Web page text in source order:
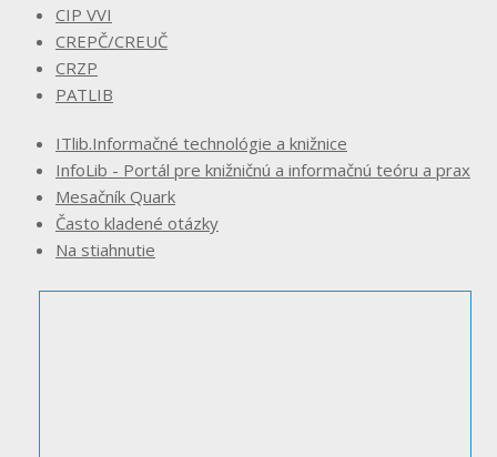
CIP VVI
CREPČ/CREUČ
CRZP
PATLIB
ITlib.Informačné technológie a knižnice
InfoLib - Portál pre knižničnú a informačnú teóru a prax
Mesačník Quark
Často kladené otázky
Na stiahnutie